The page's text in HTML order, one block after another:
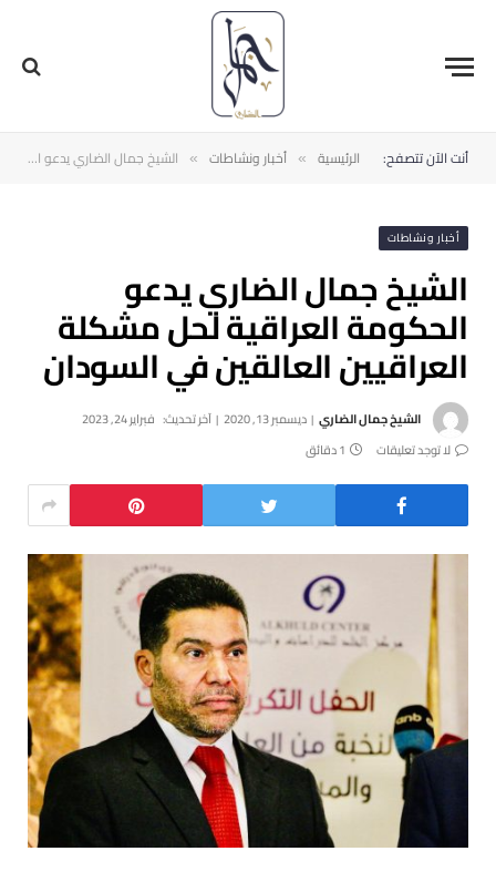
أنت الآن تتصفح: الرئيسية » أخبار ونشاطات » الشيخ جمال الضاري يدعو الحكومة العراقية لحل مشكلة العراقيين العالقين في السودان
أخبار ونشاطات
الشيخ جمال الضاري يدعو
الحكومة العراقية لحل مشكلة
العراقيين العالقين في السودان
الشيخ جمال الضاري ديسمبر 13, 2020 آخر تحديث: فبراير 24, 2023
لا توجد تعليقات
1 دقائق